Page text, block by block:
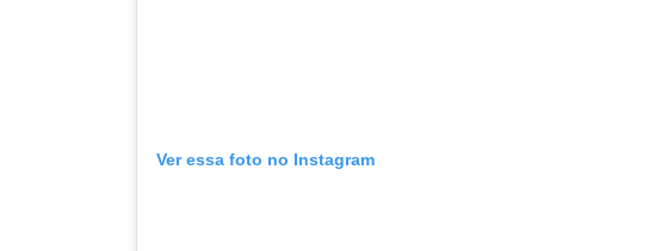
Ver essa foto no Instagram